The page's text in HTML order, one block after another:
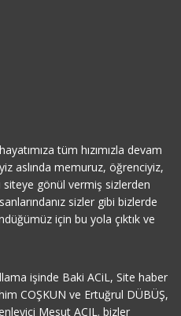
tüm hızımızla devam
aslında memuruz, öğrenciyiz,
siteye gönül vermiş sizlerden
sizler gibi bizlerde
için bu yola çıktık ve
işinde Baki ACiL, Site haber
COŞKUN ve Ertuğrul DÜBÜŞ,
Mesut AÇIL. bizler